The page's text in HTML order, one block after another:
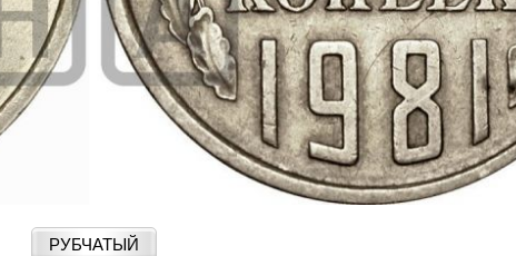
РУБЧАТЫЙ